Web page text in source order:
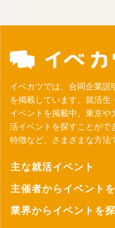
イベカツでは、合同企業説
を掲載しています。就活生
イベントを掲載中。東京や
活イベントを探すことがで
特徴など、さまざまな方法
主な就活イベント
主催者からイベント
業界からイベントを